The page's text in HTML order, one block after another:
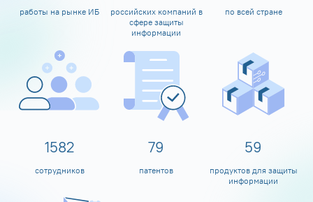
работы на рынке ИБ
российских компаний в
сфере защиты
информации
по всей стране
1600
сотрудников
80
патентов
60
продуктов для защиты
информации